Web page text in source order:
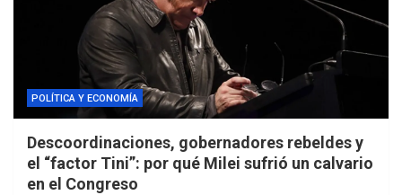
POLÍTICA Y ECONOMÍA
Descoordinaciones, gobernadores rebeldes y
el “factor Tini”: por qué Milei sufrió un calvario
en el Congreso